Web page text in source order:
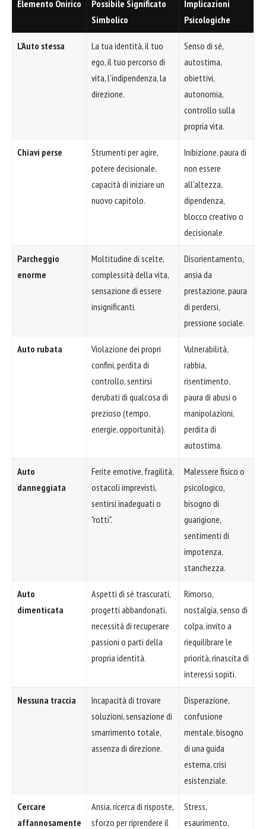
Elemento Onirico
Possibile Significato
Simbolico
Implicazioni
Psicologiche
L'Auto stessa
La tua identità, il tuo
ego, il tuo percorso di
vita, l'indipendenza, la
direzione.
Senso di sé,
autostima,
obiettivi,
autonomia,
controllo sulla
propria vita.
Chiavi perse
Strumenti per agire,
potere decisionale,
capacità di iniziare un
nuovo capitolo.
Inibizione, paura di
non essere
all'altezza,
dipendenza,
blocco creativo o
decisionale.
Parcheggio
enorme
Moltitudine di scelte,
complessità della vita,
sensazione di essere
insignificanti.
Disorientamento,
ansia da
prestazione, paura
di perdersi,
pressione sociale.
Auto rubata
Violazione dei propri
confini, perdita di
controllo, sentirsi
derubati di qualcosa di
prezioso (tempo,
energie, opportunità).
Vulnerabilità,
rabbia,
risentimento,
paura di abusi o
manipolazioni,
perdita di
autostima.
Auto
danneggiata
Ferite emotive, fragilità,
ostacoli imprevisti,
sentirsi inadeguati o
"rotti".
Malessere fisico o
psicologico,
bisogno di
guarigione,
sentimenti di
impotenza,
stanchezza.
Auto
dimenticata
Aspetti di sé trascurati,
progetti abbandonati,
necessità di recuperare
passioni o parti della
propria identità.
Rimorso,
nostalgia, senso di
colpa, invito a
riequilibrare le
priorità, rinascita di
interessi sopiti.
Nessuna traccia
Incapacità di trovare
soluzioni, sensazione di
smarrimento totale,
assenza di direzione.
Disperazione,
confusione
mentale, bisogno
di una guida
esterna, crisi
esistenziale.
Cercare
affannosamente
Ansia, ricerca di risposte,
sforzo per riprendere il
Stress,
esaurimento,